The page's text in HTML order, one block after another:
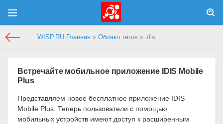
WISP.RU Главная » Облако тегов » idis
Встречайте мобильное приложение IDIS Mobile
Plus
Представляем новое бесплатное приложение IDIS
Mobile Plus. Теперь пользователи с помощью
мобильных устройств имеют доступ к расширенным